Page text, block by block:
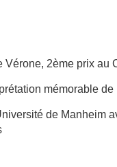
2ème prix au
mémorable
de Manheim